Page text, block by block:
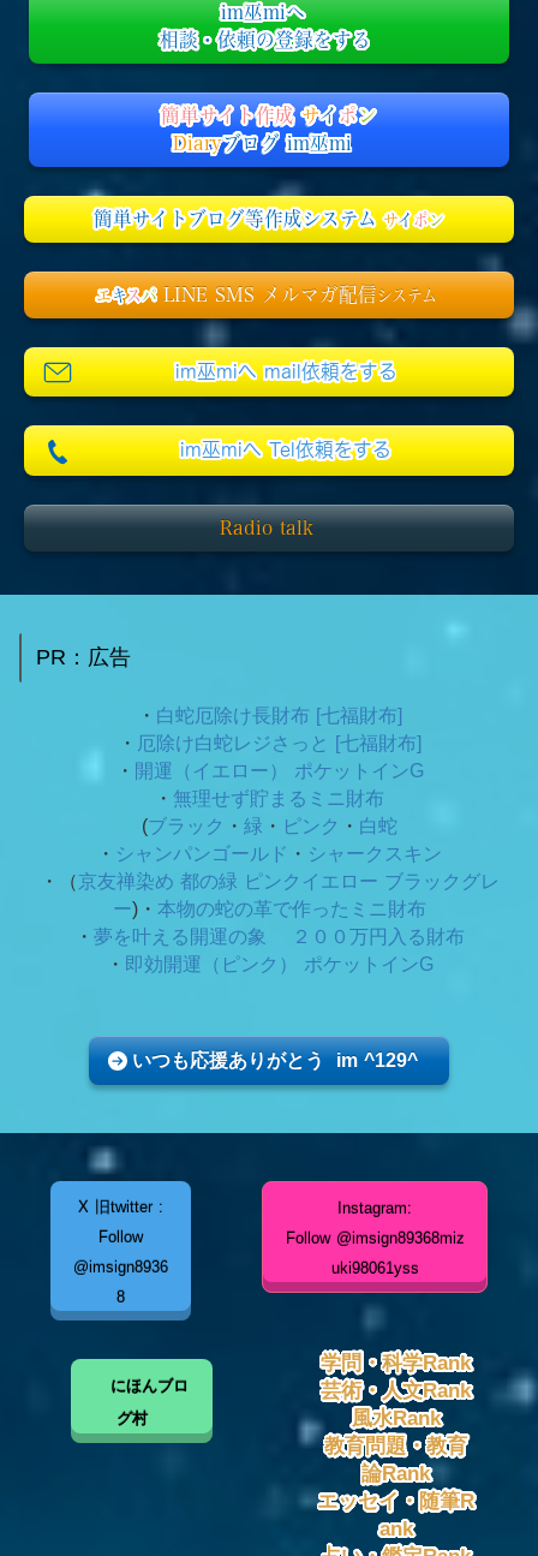
im巫miへ
相談・依頼の登録をする
簡単サイト作成サイポン
Diaryブログ im巫mi
簡単サイトブログ等作成システム サイポン
エキスパ LINE SMS メルマガ配信システム
im巫miへ mail依頼をする
im巫miへ Tel依頼をする
Radio talk
PR：広告
・ 白蛇厄除け長財布 [七福財布]
・ 厄除け白蛇レジさっと [七福財布]
・ 開運（イエロー） ポケットインG
・ 無理せず貯まるミニ財布
(ブラック ・ 緑 ・ ピンク ・ 白蛇
・ シャンパンゴールド ・ シャークスキン
・（京友禅染め 都の緑 ピンクイエロー ブラックグレ
ー)・ 本物の蛇の革で作ったミニ財布
・ 夢を叶える開運の象 ２００万円入る財布
・ 即効開運（ピンク） ポケットインG
いつも応援ありがとう im ^129^
X 旧twitter :
Follow
@imsign8936
8
Instagram:
Follow @imsign89368miz
uki98061yss
にほんブロ
グ村
学問・科学Rank
芸術・人文Rank
風水Rank
教育問題・教育
論Rank
エッセイ・随筆R
ank